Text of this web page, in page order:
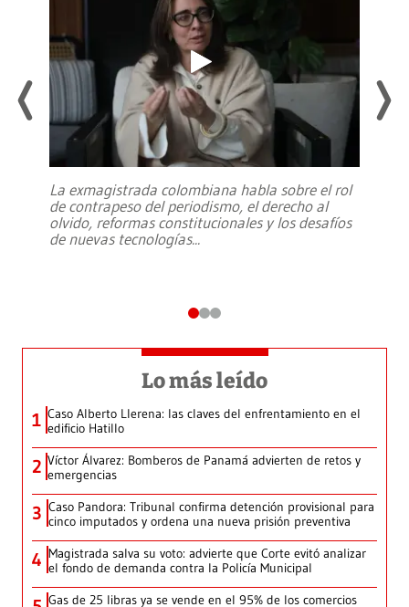
La exmagistrada colombiana habla sobre el rol
de contrapeso del periodismo, el derecho al
olvido, reformas constitucionales y los desafíos
de nuevas tecnologías...
Lo más leído
1 Caso Alberto Llerena: las claves del enfrentamiento en el
edificio Hatillo
2 Víctor Álvarez: Bomberos de Panamá advierten de retos y
emergencias
3 Caso Pandora: Tribunal confirma detención provisional para
cinco imputados y ordena una nueva prisión preventiva
4 Magistrada salva su voto: advierte que Corte evitó analizar
el fondo de demanda contra la Policía Municipal
Gas de 25 libras ya se vende en el 95% de los comercios